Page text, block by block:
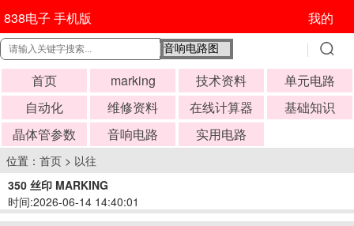
838电子 手机版 我的
首页 marking 技术资料
单元电路
自动化
维修资料 在线计算器
基础知识
晶体管参数
音响电路 实用电路
位置： 首页 > 以往
350 丝印 MARKING
时间:2026-06-14 14:40:01